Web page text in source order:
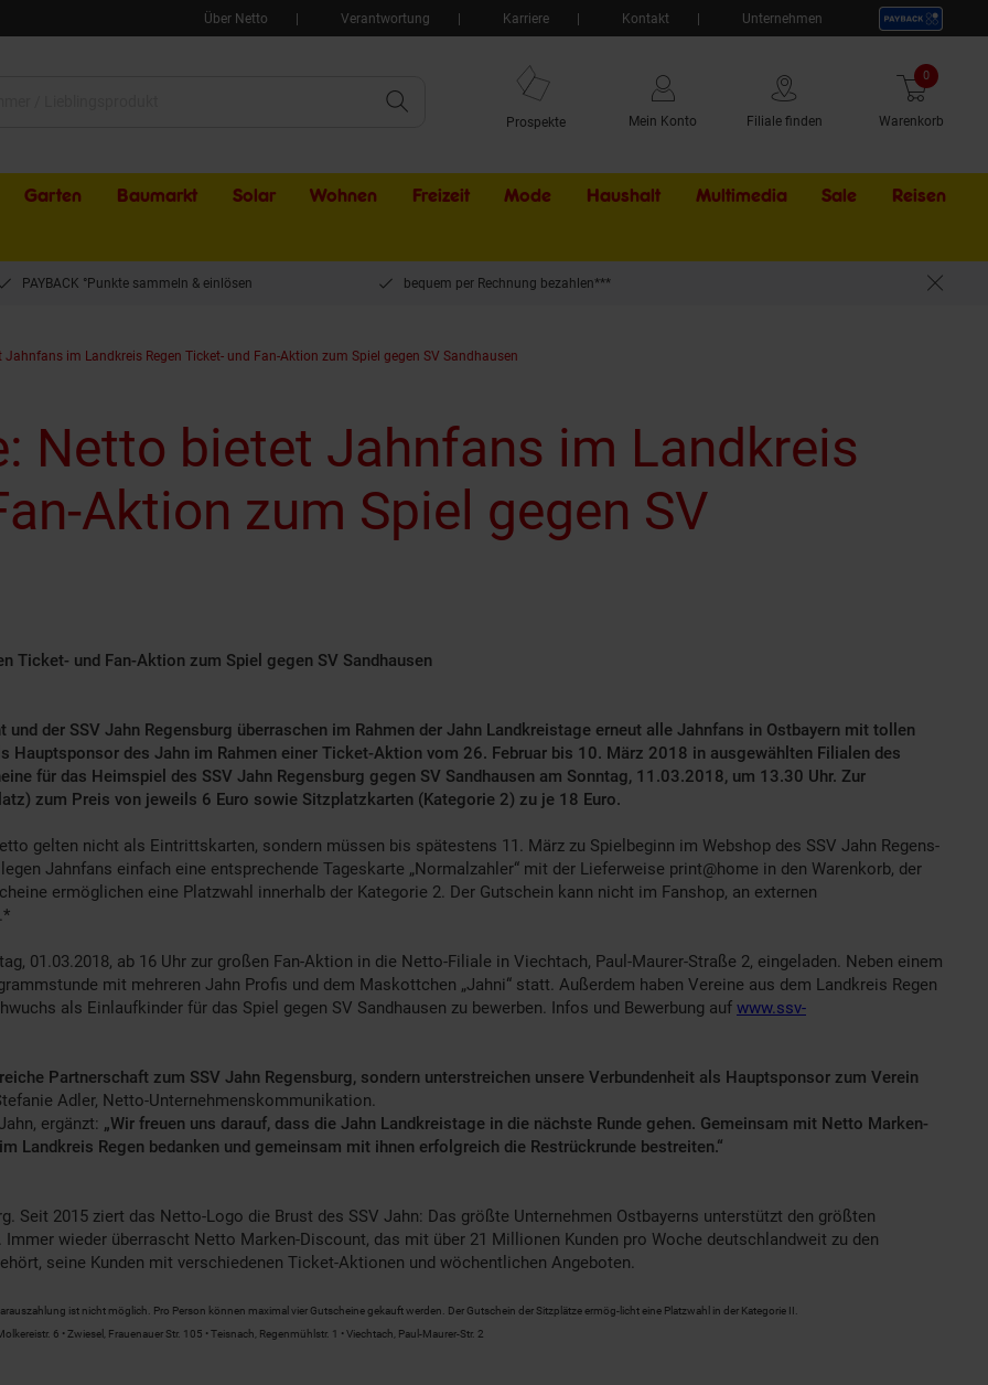
Über Netto Verantwortung Karriere Kontakt Unternehmen
Prospekte Mein Konto Filiale finden Warenkorb
0 Artikel
Garten Baumarkt Solar Wohnen Freizeit Mode Haushalt Multimedia Sale Externer
Reisen
PAYBACK °Punkte sammeln & einlösen bequem per Rechnung bezahlen***
im Landkreis Regen Ticket- und Fan-Aktion zum Spiel gegen SV Sandhausen
Netto bietet Jahnfans im Landkreis
Aktion zum Spiel gegen SV
Ticket- und Fan-Aktion zum Spiel gegen SV Sandhausen
der SSV Jahn Regensburg überraschen im Rahmen der Jahn Landkreistage erneut alle Jahnfans in Ostbayern mit tollen
des Jahn im Rahmen einer Ticket-Aktion vom 26. Februar bis 10. März 2018 in ausgewählten Filialen des
für das Heimspiel des SSV Jahn Regensburg gegen SV Sandhausen am Sonntag, 11.03.2018, um 13.30 Uhr. Zur
zum Preis von jeweils 6 Euro sowie Sitzplatzkarten (Kategorie 2) zu je 18 Euro.
gelten nicht als Eintrittskarten, sondern müssen bis spätestens 11. März zu Spielbeginn im Webshop des SSV Jahn Regens-
Jahnfans einfach eine entsprechende Tageskarte „Normalzahler“ mit der Lieferweise print@home in den Warenkorb, der
ermöglichen eine Platzwahl innerhalb der Kategorie 2. Der Gutschein kann nicht im Fanshop, an externen
01.03.2018, ab 16 Uhr zur großen Fan-Aktion in die Netto-Filiale in Viechtach, Paul-Maurer-Straße 2, eingeladen. Neben einem
mit mehreren Jahn Profis und dem Maskottchen „Jahni“ statt. Außerdem haben Vereine aus dem Landkreis Regen
als Einlaufkinder für das Spiel gegen SV Sandhausen zu bewerben. Infos und Bewerbung auf www.ssv-
Partnerschaft zum SSV Jahn Regensburg, sondern unterstreichen unsere Verbundenheit als Hauptsponsor zum Verein
Adler, Netto-Unternehmenskommunikation.
ergänzt: „Wir freuen uns darauf, dass die Jahn Landkreistage in die nächste Runde gehen. Gemeinsam mit Netto Marken-
Landkreis Regen bedanken und gemeinsam mit ihnen erfolgreich die Restrückrunde bestreiten.“
Seit 2015 ziert das Netto-Logo die Brust des SSV Jahn: Das größte Unternehmen Ostbayerns unterstützt den größten
wieder überrascht Netto Marken-Discount, das mit über 21 Millionen Kunden pro Woche deutschlandweit zu den
seine Kunden mit verschiedenen Ticket-Aktionen und wöchentlichen Angeboten.
ist nicht möglich. Pro Person können maximal vier Gutscheine gekauft werden. Der Gutschein der Sitzplätze ermög-licht eine Platzwahl in der Kategorie II.
6 • Zwiesel, Frauenauer Str. 105 • Teisnach, Regenmühlstr. 1 • Viechtach, Paul-Maurer-Str. 2